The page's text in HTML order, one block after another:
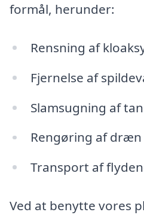
formål, herunder:
Rensning af
Fjernelse af
Slamsugning af
Rengøring af
Transport af
Ved at benytte vores